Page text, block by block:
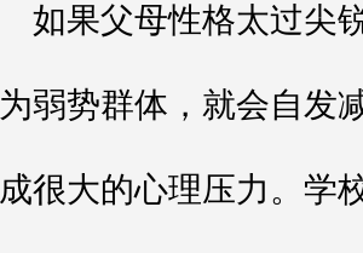
如果父母性格太过尖
为弱势群体，就会自发
成很大的心理压力。学